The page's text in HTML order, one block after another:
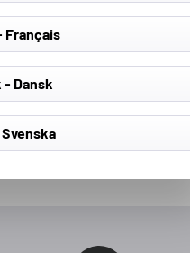
Français
- Dansk